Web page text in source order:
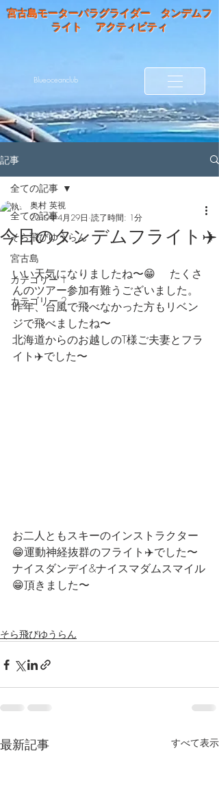
宮古島モーターパラグライダー タンデムフ
ライト アクティビティ
Blueoceanclub
記事
全ての記事
そら飛びゆうらん
宮古島
カテゴリー 1
カテゴリー 2
全ての記事
今日のタンデムフライト✈️
奥村 英視
2019年4月29日 読了時間: 1分
いい天気になりましたね〜😁 　たくさ
んのツアー参加有難うございました。
昨年、台風で飛べなかった方もリベン
ジで飛べましたね〜
北海道からのお越しのT様ご夫妻とフラ
イト✈️でした〜
お二人ともスキーのインストラクター
😁運動神経抜群のフライト✈️でした〜
ナイスダンデイ&ナイスマダムスマイル
😁頂きました〜
そら飛びゆうらん
最新記事 すべて表示